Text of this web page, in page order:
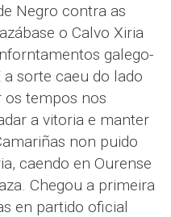
Negro contra as
o Calvo Xiria
galego-
sorte caeu do lado
os tempos nos
a vitoria e manter
non puido
caendo en Ourense
Chegou a primeira
en partido oficial